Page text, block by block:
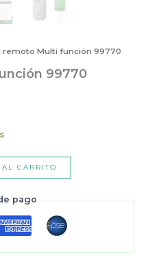
remoto Multi función 99770
99770
CARRITO
pago